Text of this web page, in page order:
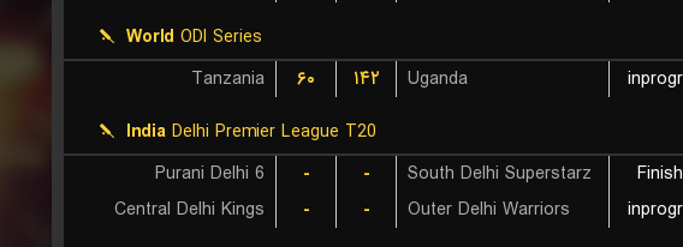
World ODI Series
Tanzania
۶۰ ۱۴۲ Uganda
India Delhi Premier League T20
Purani Delhi 6
- - South Delhi Superstarz
Central Delhi Kings
- - Outer Delhi Warriors